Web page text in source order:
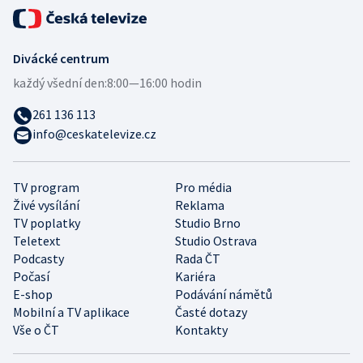
TV program
Pro média
Živé vysílání
Reklama
TV poplatky
Studio Brno
Teletext
Studio Ostrava
Podcasty
Rada ČT
Počasí
Kariéra
E-shop
Podávání námětů
Mobilní a TV aplikace
Časté dotazy
Vše o ČT
Kontakty
Divácké centrum
každý všední den:8:00—16:00 hodin
261 136 113
info@ceskatelevize.cz